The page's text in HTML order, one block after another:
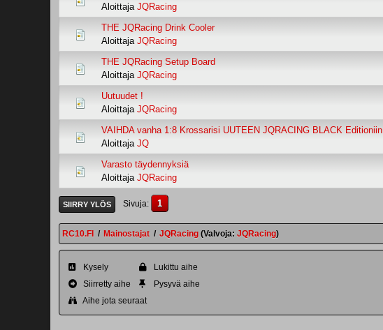
Aloittaja JQRacing
THE JQRacing Drink Cooler
Aloittaja JQRacing
THE JQRacing Setup Board
Aloittaja JQRacing
Uutuudet !
Aloittaja JQRacing
VAIHDA vanha 1:8 Krossarisi UUTEEN JQRACING BLACK Editioniin
Aloittaja JQ
Varasto täydennyksiä
Aloittaja JQRacing
SIIRRY YLÖS Sivuja 1
RC10.FI / Mainostajat / JQRacing (Valvoja: JQRacing)
Kysely
Siirretty aihe
Lukittu aihe
Pysyvä aihe
Aihe jota seuraat